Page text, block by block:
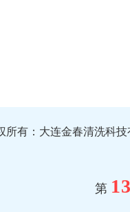
有：大连金春清洗科技
第 13